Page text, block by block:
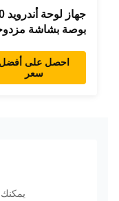
جهاز
بوصة بشاشة
POE إعلانات جهاز
كمبيوتر لوحي
احصل على أفضل
سعر